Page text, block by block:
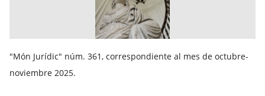
"Món Jurídic" núm. 361, correspondiente al mes de octubre-
noviembre 2025.